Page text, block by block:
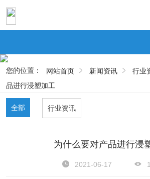
您的位置： 网站首页 新闻资讯 行业
品进行浸塑加工
全部 行业资讯
为什么要对产品进行浸
2021-06-17